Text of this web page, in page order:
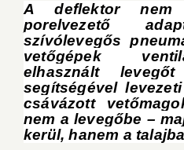
A deflektor
porelvezető
szívólevegős
vetőgépek
elhasznált
segítségével
csávázott
nem a levegőbe –
kerül, hanem a